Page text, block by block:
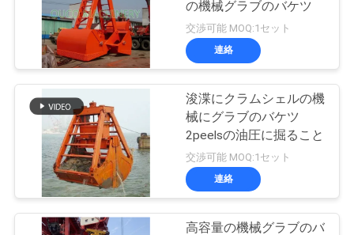
の機械グラブのバケツ
交渉可能 MOQ:1セット
連絡
浚渫にクラムシェルの機
械にグラブのバケツ
2peelsの油圧に掘ること
交渉可能 MOQ:1セット
連絡
高容量の機械グラブのバ